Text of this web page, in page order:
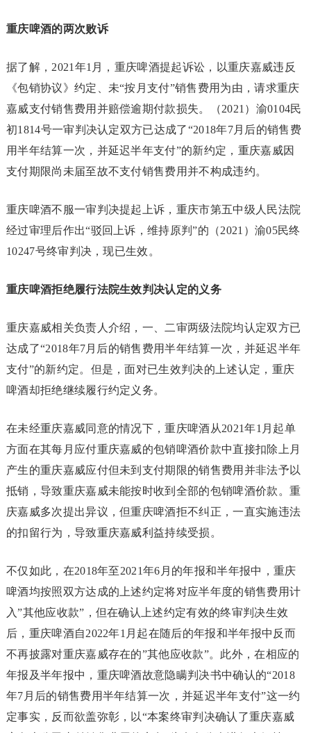
重庆啤酒的两次败诉
据了解，2021年1月，重庆啤酒提起诉讼，以重庆嘉威违反
《包销协议》约定、未“按月支付”销售费用为由，请求重庆
嘉威支付销售费用并赔偿逾期付款损失。（2021）渝0104民
初1814号一审判决认定双方已达成了“2018年7月后的销售费
用半年结算一次，并延迟半年支付”的新约定，重庆嘉威因
支付期限尚未届至故不支付销售费用并不构成违约。
重庆啤酒不服一审判决提起上诉，重庆市第五中级人民法院
经过审理后作出“驳回上诉，维持原判”的（2021）渝05民终
10247号终审判决，现已生效。
重庆啤酒拒绝履行法院生效判决认定的义务
重庆嘉威相关负责人介绍，一、二审两级法院均认定双方已
达成了“2018年7月后的销售费用半年结算一次，并延迟半年
支付”的新约定。但是，面对已生效判决的上述认定，重庆
啤酒却拒绝继续履行约定义务。
在未经重庆嘉威同意的情况下，重庆啤酒从2021年1月起单
方面在其每月应付重庆嘉威的包销啤酒价款中直接扣除上月
产生的重庆嘉威应付但未到支付期限的销售费用并非法予以
抵销，导致重庆嘉威未能按时收到全部的包销啤酒价款。重
庆嘉威多次提出异议，但重庆啤酒拒不纠正，一直实施违法
的扣留行为，导致重庆嘉威利益持续受损。
不仅如此，在2018年至2021年6月的年报和半年报中，重庆
啤酒均按照双方达成的上述约定将对应半年度的销售费用计
入”其他应收款”，但在确认上述约定有效的终审判决生效
后，重庆啤酒自2022年1月起在随后的年报和半年报中反而
不再披露对重庆嘉威存在的”其他应收款”。此外，在相应的
年报及半年报中，重庆啤酒故意隐瞒判决书中确认的“2018
年7月后的销售费用半年结算一次，并延迟半年支付”这一约
定事实，反而欲盖弥彰，以“本案终审判决确认了重庆嘉威